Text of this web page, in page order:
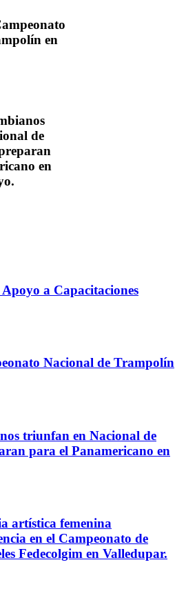
en
de
en
a Capacitaciones
Nacional de Trampolín
triunfan en Nacional de
para el Panamericano en
artística femenina
en el Campeonato de
Fedecolgim en Valledupar.